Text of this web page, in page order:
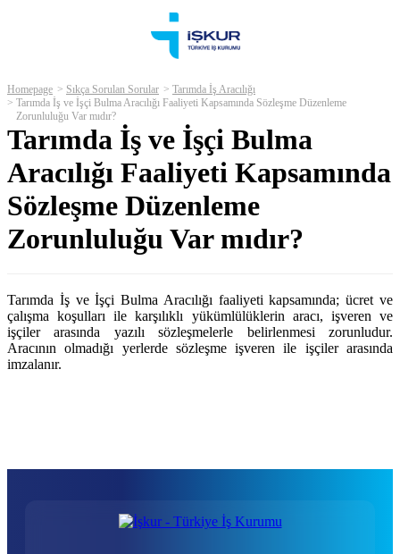
Homepage Sıkça Sorulan Sorular
Tarımda İş Aracılığı
Tarımda İş ve İşçi Bulma Aracılığı Faaliyeti Kapsamında Sözleşme Düzenleme
Zorunluluğu Var mıdır?
Tarımda İş ve İşçi Bulma
Aracılığı Faaliyeti Kapsamında
Sözleşme Düzenleme
Zorunluluğu Var mıdır?
Tarımda İş ve İşçi Bulma Aracılığı faaliyeti kapsamında; ücret ve
çalışma koşulları ile karşılıklı yükümlülüklerin aracı, işveren ve
işçiler arasında yazılı sözleşmelerle belirlenmesi zorunludur.
Aracının olmadığı yerlerde sözleşme işveren ile işçiler arasında
imzalanır.